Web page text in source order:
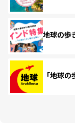
地球の歩
「地球